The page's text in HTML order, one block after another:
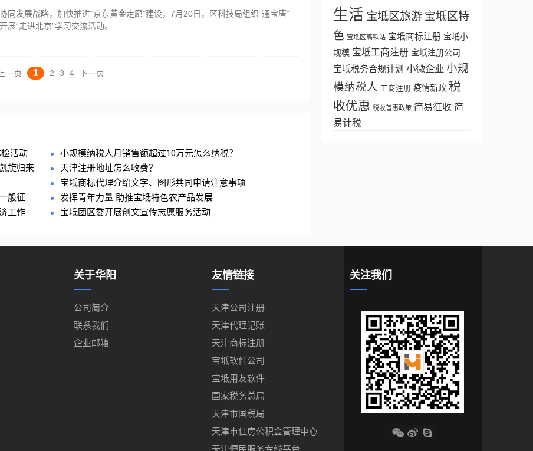
同发展战略，加快推进“京东黄金走廊”建设，7月20日，区科技局组织“通宝唐”
展“走进北京”学习交流活动。
上一页 1 2 3 4 下一页
活动
小规模纳税人月销售额超过10万元怎么纳税？
旋归来
天津注册地址怎么收费？
宝坻商标代理介绍文字、图形共同申请注意事项
般征...
发挥青年力量 助推宝坻特色农产品发展
工作...
宝坻团区委开展创文宣传志愿服务活动
生活 宝坻区旅游 宝坻区特
色 宝坻区高铁站 宝坻商标注册 宝坻小
规模 宝坻工商注册 宝坻注册公司
宝坻税务合规计划 小微企业 小规
模纳税人 工商注册 疫情新政 税
收优惠 税收普惠政策 简易征收 简
易计税
关于华阳
公司简介
联系我们
企业邮箱
友情链接
天津公司注册
天津代理记账
天津商标注册
宝坻软件公司
宝坻用友软件
国家税务总局
天津市国税局
天津市住房公积金管理中心
天津便民服务专线平台
关注我们